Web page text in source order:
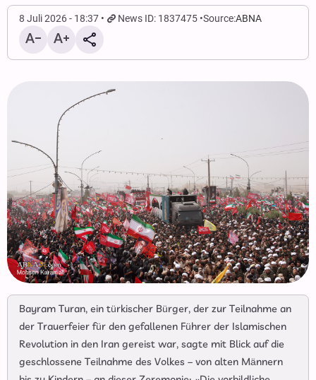
8 Juli 2026 - 18:37 News ID: 1837475 Source:ABNA
Bayram Turan, ein türkischer Bürger, der zur Teilnahme an
der Trauerfeier für den gefallenen Führer der Islamischen
Revolution in den Iran gereist war, sagte mit Blick auf die
geschlossene Teilnahme des Volkes – von alten Männern